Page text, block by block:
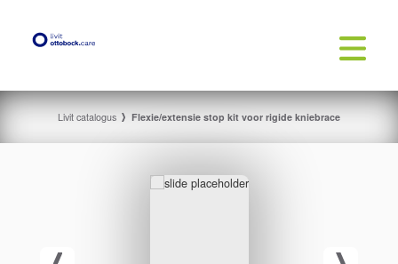
Livit catalogus Flexie/extensie stop kit voor rigide kniebrace